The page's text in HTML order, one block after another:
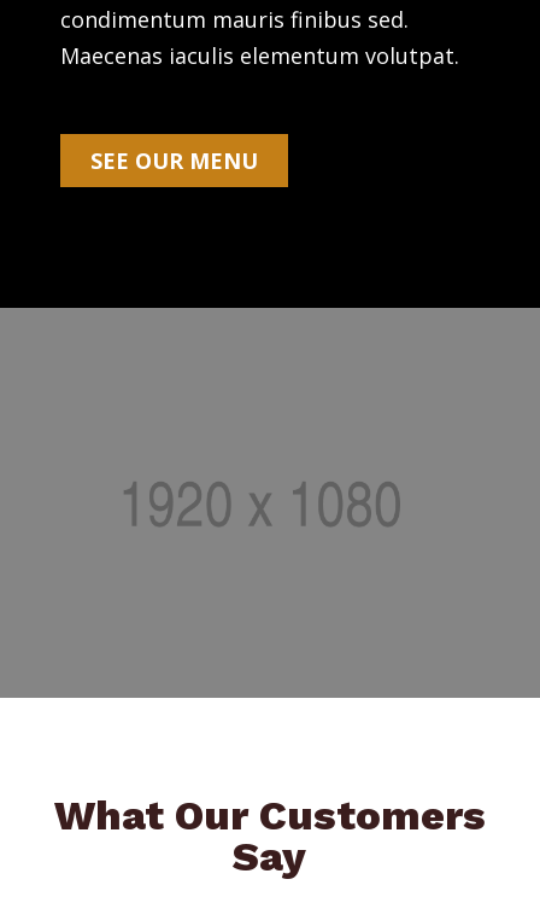
condimentum mauris finibus sed.
Maecenas iaculis elementum volutpat.
SEE OUR MENU
What Our Customers
Say